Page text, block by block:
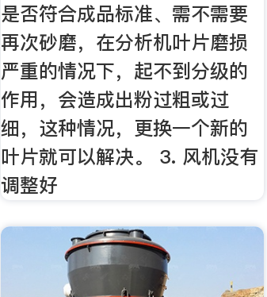
是否符合成品标准、需不需要
再次砂磨，在分析机叶片磨损
严重的情况下，起不到分级的
作用，会造成出粉过粗或过
细，这种情况，更换一个新的
叶片就可以解决。 3. 风机没有
调整好